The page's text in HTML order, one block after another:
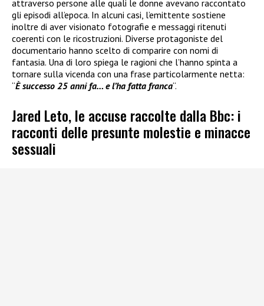
attraverso persone alle quali le donne avevano raccontato
gli episodi all’epoca. In alcuni casi, l’emittente sostiene
inoltre di aver visionato fotografie e messaggi ritenuti
coerenti con le ricostruzioni. Diverse protagoniste del
documentario hanno scelto di comparire con nomi di
fantasia. Una di loro spiega le ragioni che l’hanno spinta a
tornare sulla vicenda con una frase particolarmente netta:
“È successo 25 anni fa… e l’ha fatta franca“.
Jared Leto, le accuse raccolte dalla Bbc: i
racconti delle presunte molestie e minacce
sessuali